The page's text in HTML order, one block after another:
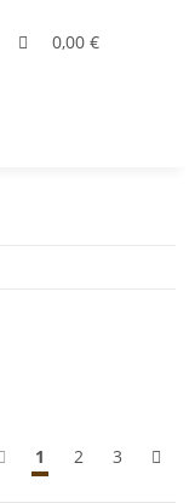
0,00 €
1 2 3